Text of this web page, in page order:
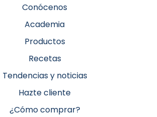
Conócenos
Academia
Productos
Recetas
Tendencias y noticias
Hazte cliente
¿Cómo comprar?